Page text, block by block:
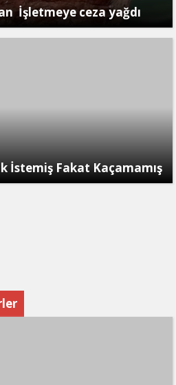
İşletmeye ceza yağdı
İstemiş Fakat Kaçamamış